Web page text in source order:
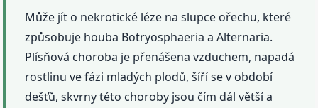
Může jít o nekrotické léze na slupce ořechu, které
způsobuje houba Botryosphaeria a Alternaria.
Plísňová choroba je přenášena vzduchem, napadá
rostlinu ve fázi mladých plodů, šíří se v období
dešťů, skvrny této choroby jsou čím dál větší a